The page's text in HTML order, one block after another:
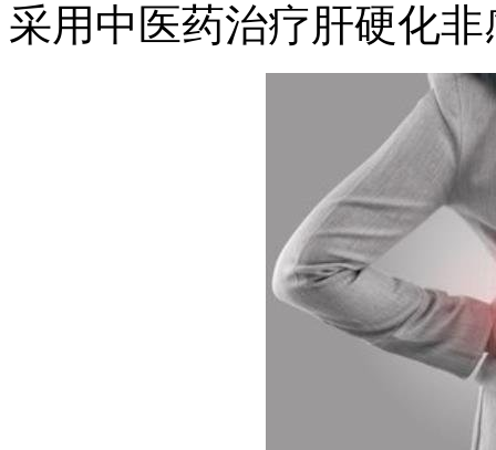
采用中医药治疗肝硬化